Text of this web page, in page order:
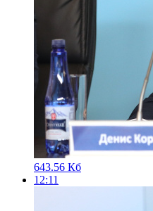
643.56 Кб
12:11